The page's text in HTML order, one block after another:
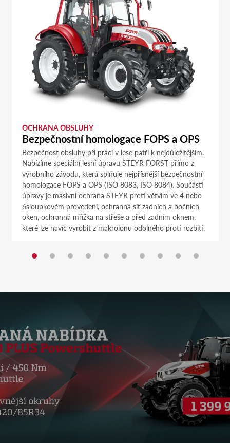
OCHRANA OBSLUHY
Bezpečnostní homologace FOPS a OPS
Bezpečnost obsluhy při práci v lese patří k nejdůležitějším.
Nabízíme speciální lesní úpravu STEYR FORST přímo z
výrobního závodu, která splňuje nejpřísnější bezpečnostní
homologace FOPS a OPS (ISO 8083, ISO 8084). Součástí
úpravy je masivní ochrana STEYR proti větvím ve 4 nebo
6sloupkovém provedení, ochranná síť zadních a bočních
oken, ochranná mřížka na střeše a před zadním oknem,
které lze navíc vyrobit z makrolonu odolného proti rozbití.